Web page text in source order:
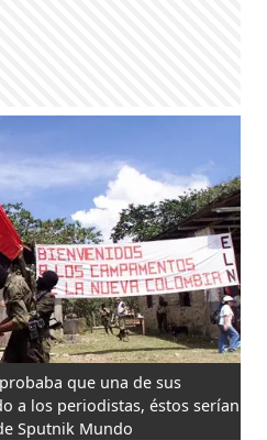
que una de sus
a los periodistas, éstos serían
Sputnik Mundo